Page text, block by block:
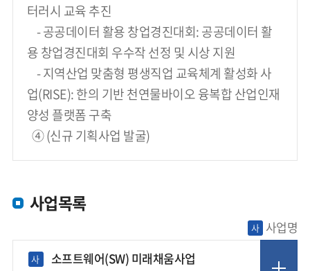
터러시 교육 추진
용 창업경진대회 우수작 선정 및 시상 지원
업(RISE): 한의 기반 천연물바이오 융복합 산업인재
양성 플랫폼 구축
  ④ (신규 기획사업 발굴)
사업목록
사 사업명
사 소프트웨어(SW) 미래채움사업